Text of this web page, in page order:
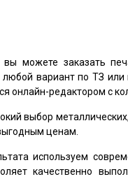
вы можете заказать
вариант по ТЗ
онлайн-редактором с
выбор
ценам.
используем
качественно